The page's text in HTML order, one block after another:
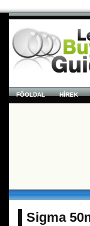
FŐOLDAL HÍREK
Sigma